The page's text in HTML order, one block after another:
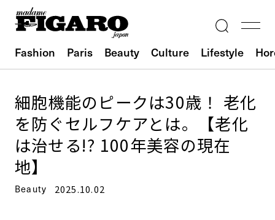
Fashion Paris Beauty Culture Lifestyle
細胞機能のピークは30歳！ 老化
を防ぐセルフケアとは。【老化
は治せる!? 100年美容の現在
地】
Beauty 2025.10.02